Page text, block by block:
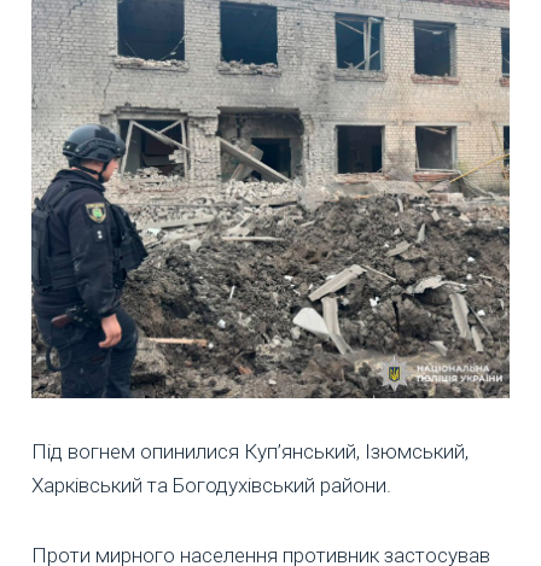
Під вогнем опинилися Куп’янський, Ізюмський,
Харківський та Богодухівський райони.
Проти мирного населення противник застосував